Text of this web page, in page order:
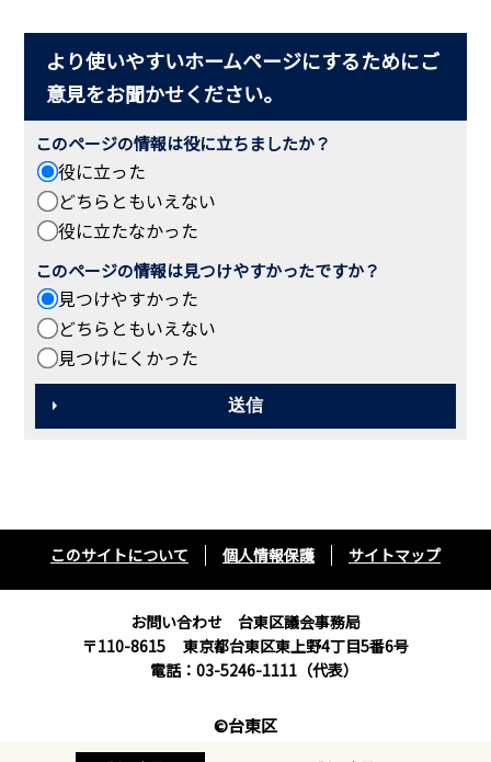
より使いやすいホームページにするためにご
意見をお聞かせください。
このページの情報は役に立ちましたか？
役に立った
どちらともいえない
役に立たなかった
このページの情報は見つけやすかったですか？
見つけやすかった
どちらともいえない
見つけにくかった
このサイトについて 個人情報保護 サイトマップ
お問い合わせ 台東区議会事務局
〒110-8615
東京都台東区東上野4丁目5番6号
電話：03-5246-1111（代表）
©台東区